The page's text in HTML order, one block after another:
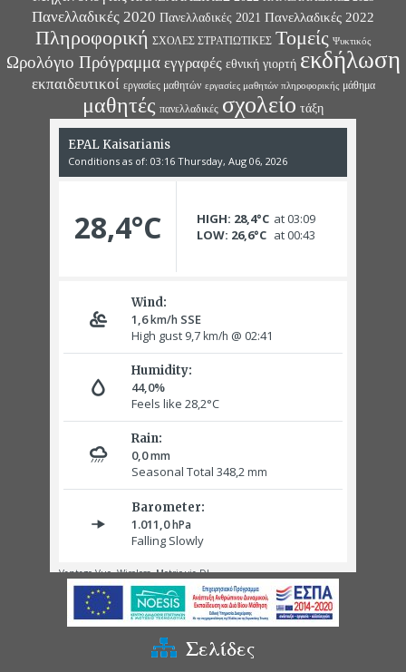
Πανελλαδικές 2020 Πανελλαδικές 2021 Πανελλαδικές 2022
Πληροφορική ΣΧΟΛΕΣ ΣΤΡΑΤΙΩΤΙΚΕΣ Τομείς Ψυκτικός
Ωρολόγιο Πρόγραμμα εγγραφές εθνική γιορτή εκδήλωση
εκπαιδευτικοί εργασίες μαθητών εργασίες μαθητών πληροφορικής μάθημα
μαθητές πανελλαδικές σχολείο τάξη
Σελίδες